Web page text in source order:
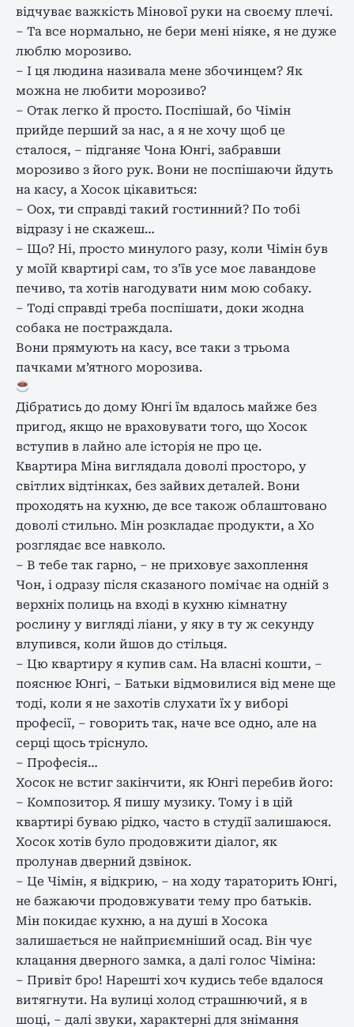
відчуває важкість Мінової руки на своєму плечі.
– Та все нормально, не бери мені ніяке, я не дуже
люблю морозиво.
– І ця людина називала мене збочинцем? Як
можна не любити морозиво?
– Отак легко й просто. Поспішай, бо Чімін
прийде перший за нас, а я не хочу щоб це
сталося, – підганяє Чона Юнгі, забравши
морозиво з його рук. Вони не поспішаючи йдуть
на касу, а Хосок цікавиться:
– Оох, ти справді такий гостинний? По тобі
відразу і не скажеш…
– Що? Ні, просто минулого разу, коли Чімін був
у моїй квартирі сам, то з’їв усе моє лавандове
печиво, та хотів нагодувати ним мою собаку.
– Тоді справді треба поспішати, доки жодна
собака не постраждала.
Вони прямують на касу, все таки з трьома
пачками м’ятного морозива.
Дібратись до дому Юнгі їм вдалось майже без
пригод, якщо не враховувати того, що Хосок
вступив в лайно але історія не про це.
Квартира Міна виглядала доволі просторо, у
світлих відтінках, без зайвих деталей. Вони
проходять на кухню, де все також облаштовано
доволі стильно. Мін розкладає продукти, а Хо
розглядає все навколо.
– В тебе так гарно, – не приховує захоплення
Чон, і одразу після сказаного помічає на одній з
верхніх полиць на вході в кухню кімнатну
рослину у вигляді ліани, у яку в ту ж секунду
влупився, коли йшов до стільця.
– Цю квартиру я купив сам. На власні кошти, –
пояснює Юнгі, – Батьки відмовилися від мене ще
тоді, коли я не захотів слухати їх у виборі
професії, – говорить так, наче все одно, але на
серці щось тріснуло.
– Професія…
Хосок не встиг закінчити, як Юнгі перебив його:
– Композитор. Я пишу музику. Тому і в цій
квартирі буваю рідко, часто в студії залишаюся.
Хосок хотів було продовжити діалог, як
пролунав дверний дзвінок.
– Це Чімін, я відкрию, – на ходу тараторить Юнгі,
не бажаючи продовжувати тему про батьків.
Мін покидає кухню, а на душі в Хосока
залишається не найприємніший осад. Він чує
клацання дверного замка, а далі голос Чіміна:
– Привіт бро! Нарешті хоч кудись тебе вдалося
витягнути. На вулиці холод страшнючий, я в
шоці, – далі звуки, характерні для знімання